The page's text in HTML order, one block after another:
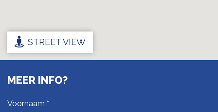
STREET VIEW
MEER INFO?